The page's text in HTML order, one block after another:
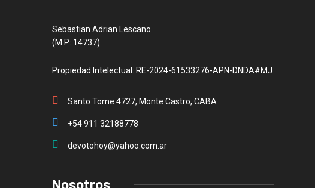
Sebastian Adrian Lescano
(M.P: 14737)
Propiedad Intelectual: RE-2024-61533276-APN-DNDA#MJ
Santo Tome 4727, Monte Castro, CABA
+54 911 32188778
devotohoy@yahoo.com.ar
Nosotros